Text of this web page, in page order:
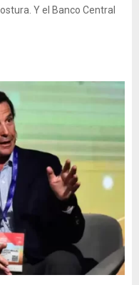
Y el Banco Central